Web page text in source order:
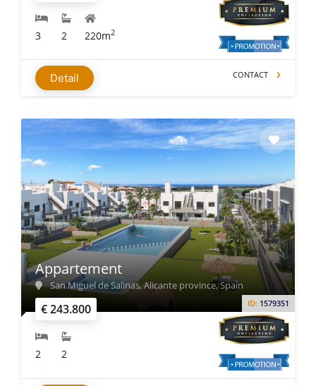
3 2 220m2
Detail CONTACT
€ 243.800 ID: 1579351
Appartement
San Miguel de Salinas, Alicante province, Spain
2 2